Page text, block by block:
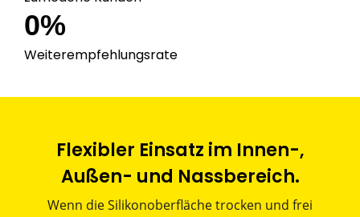
0%
Weiterempfehlungsrate
Flexibler Einsatz im Innen-,
Außen- und Nassbereich.
Wenn die Silikonoberfläche trocken und frei